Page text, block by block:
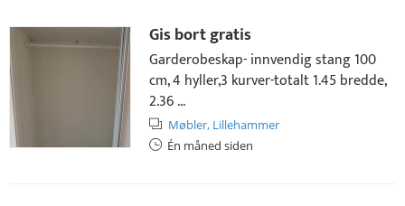
Gis bort gratis
Garderobeskap- innvendig stang 100
cm, 4 hyller,3 kurver-totalt 1.45 bredde,
2.36 ...
Møbler, Lillehammer
Én måned siden